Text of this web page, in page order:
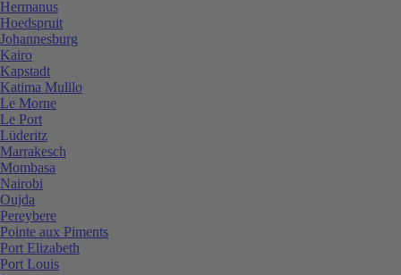
Hermanus
Hoedspruit
Johannesburg
Kairo
Kapstadt
Katima Mulilo
Le Morne
Le Port
Lüderitz
Marrakesch
Mombasa
Nairobi
Oujda
Pereybere
Pointe aux Piments
Port Elizabeth
Port Louis